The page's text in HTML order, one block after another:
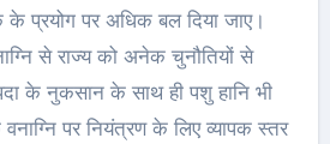
प्रयोग पर अधिक बल दिया जाए।
से राज्य को अनेक चुनौतियों से
के नुकसान के साथ ही पशु हानि भी
पर नियंत्रण के लिए व्यापक स्तर